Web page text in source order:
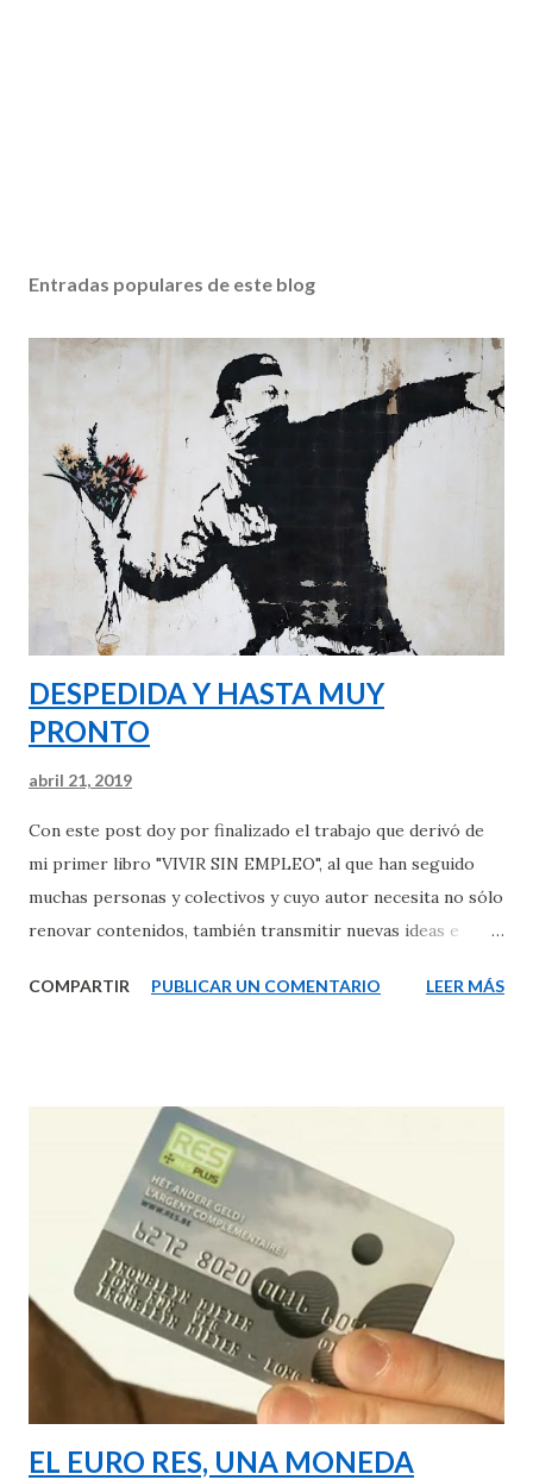
Entradas populares de este blog
DESPEDIDA Y HASTA MUY
PRONTO
abril 21, 2019
Con este post doy por finalizado el trabajo que derivó de
mi primer libro "VIVIR SIN EMPLEO", al que han seguido
muchas personas y colectivos y cuyo autor necesita no sólo
renovar contenidos, también transmitir nuevas ideas e
agradecimientos que tendría que dar desde ese primer
conocido e intercambiado experiencias, conocimientos,
ideas, emociones, no solo aquí en España sino
especialmente en Latinoamérica; y continuamos con muchas
más iniciativas como el Banco de Tiempo de las Letras y el
TIMELAB en el Medialab Prado, o en proyectos de monedas
sociales como el Maravedí en Zafra, además de
colaboraciones con otros tantos proyectos en diversas
partes del mundo. También es momento de dejar
responsabilidades y asumir otras nuevas: La ADBDT a la que
accedí e...
COMPARTIR PUBLICAR UN COMENTARIO LEER MÁS
EL EURO RES, UNA MONEDA